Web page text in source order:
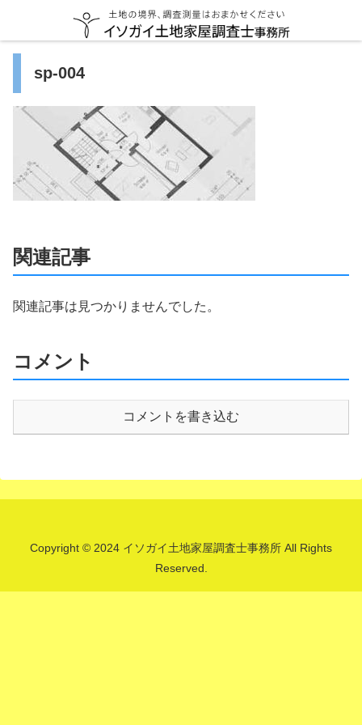
sp-004
関連記事
関連記事は見つかりませんでした。
コメント
コメントを書き込む
Copyright © 2024 イソガイ土地家屋調査士事務所 All Rights
Reserved.